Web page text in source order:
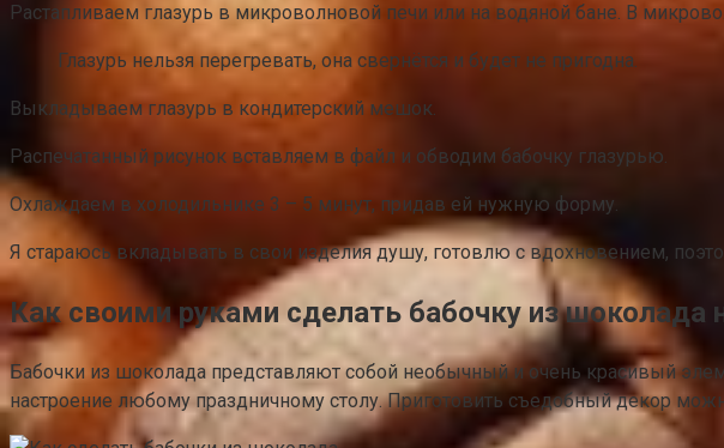
Растапливаем глазурь в микроволновой печи или на водяной бане. В
Глазурь нельзя перегревать, она свернётся и будет не пригодна.
Выкладываем глазурь в кондитерский мешок.
Распечатанный рисунок вставляем в файл и обводим бабочку глазурью.
Охлаждаем в холодильнике 3 – 5 минут, придав ей нужную форму.
Я стараюсь вкладывать в свои изделия душу, готовлю с вдохновением,
Как своими руками сделать бабочку из шоколада
Бабочки из шоколада представляют собой необычный и очень красивый
настроение любому праздничному столу. Приготовить съедобный декор